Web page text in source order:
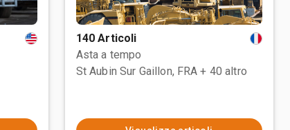
140 Articoli
Asta a tempo
St Aubin Sur Gaillon, FRA + 40 altro